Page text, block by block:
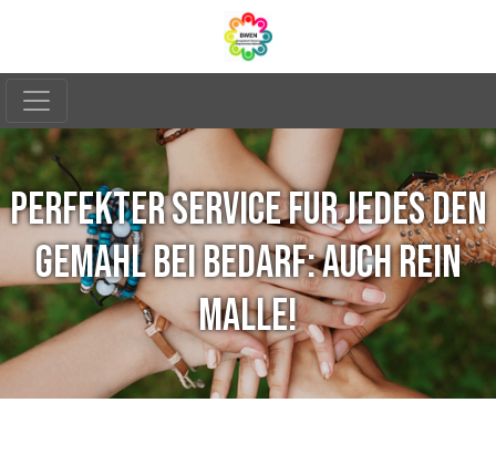
PERFEKTER SERVICE FUR JEDES DEN
GEMAHL BEI BEDARF: AUCH REIN
MALLE!